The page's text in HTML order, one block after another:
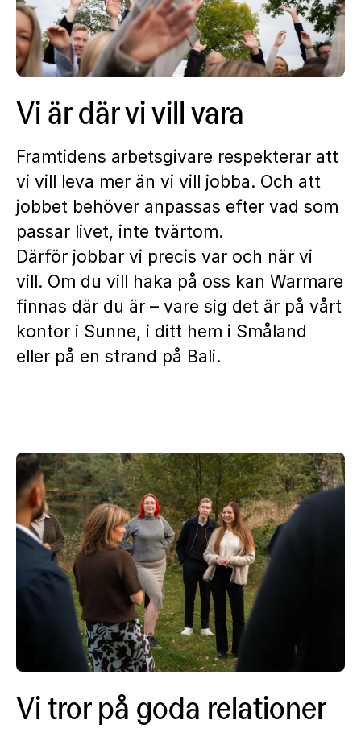
Vi är där vi vill vara
Framtidens arbetsgivare respekterar att
vi vill leva mer än vi vill jobba. Och att
jobbet behöver anpassas efter vad som
passar livet, inte tvärtom.
Därför jobbar vi precis var och när vi
vill. Om du vill haka på oss kan Warmare
finnas där du är – vare sig det är på vårt
kontor i Sunne, i ditt hem i Småland
eller på en strand på Bali.
Vi tror på goda relationer